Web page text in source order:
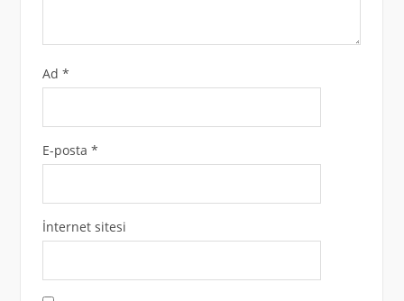
Ad *
E-posta *
İnternet sitesi